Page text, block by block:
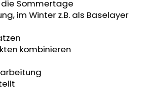
die Sommertage
im Winter z.B. als Baselayer
kombinieren